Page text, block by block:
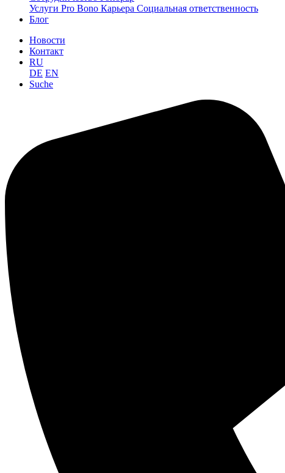
Услуги Pro Bono Карьера Социальная ответственность
Блог
Новости
Контакт
RU
DE EN
Suche